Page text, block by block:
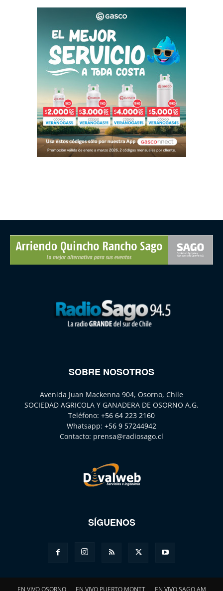
SOBRE NOSOTROS
Avenida Juan Mackenna 904, Osorno, Chile
SOCIEDAD AGRICOLA Y GANADERA DE OSORNO A.G.
Teléfono: +56 64 223 2160
Whatsapp: +56 9 57244942
Contacto: prensa@radiosago.cl
SÍGUENOS